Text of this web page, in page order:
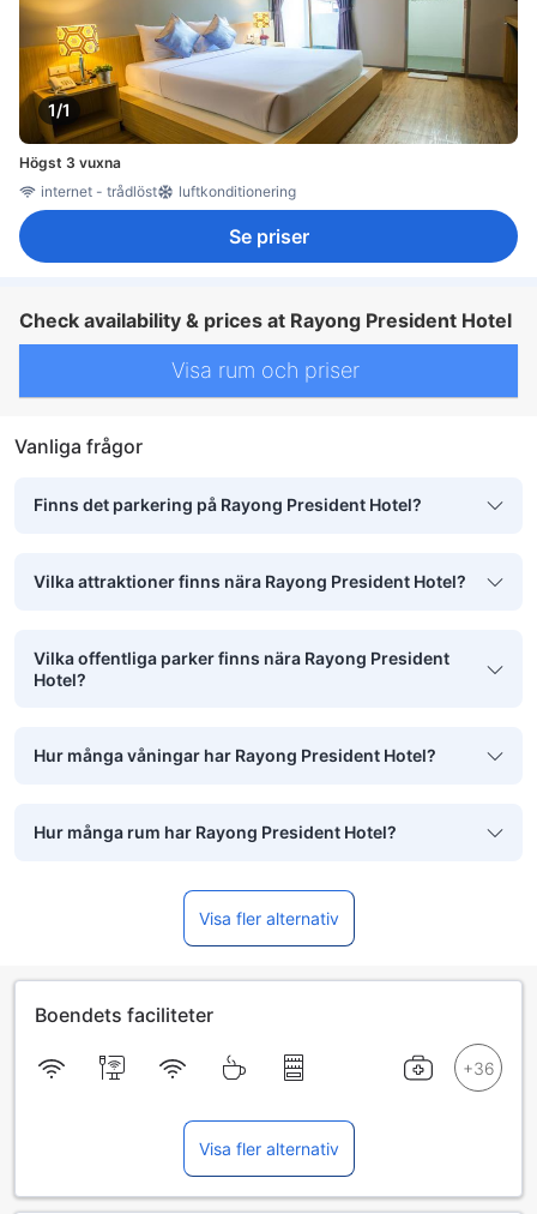
1/1
Högst 3 vuxna
internet - trådlöst
luftkonditionering
Se priser
Check availability & prices at Rayong President Hotel
Visa rum och priser
Vanliga frågor
Finns det parkering på Rayong President Hotel?
Vilka attraktioner finns nära Rayong President Hotel?
Vilka offentliga parker finns nära Rayong President
Hotel?
Hur många våningar har Rayong President Hotel?
Hur många rum har Rayong President Hotel?
Visa fler alternativ
Boendets faciliteter
Visa fler alternativ